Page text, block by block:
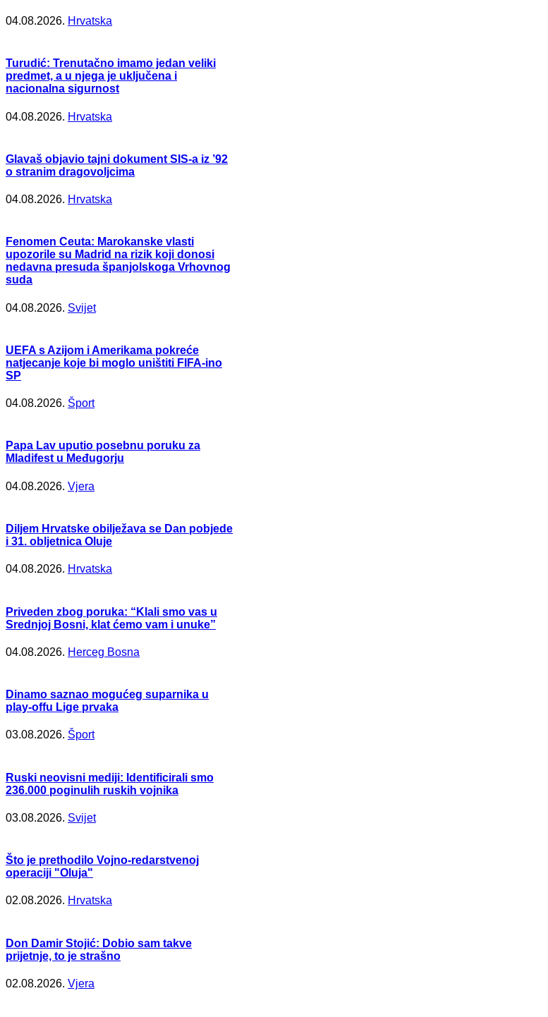
04.08.2026. Hrvatska
Turudić: Trenutačno imamo jedan veliki
predmet, a u njega je uključena i
nacionalna sigurnost
04.08.2026. Hrvatska
Glavaš objavio tajni dokument SIS-a iz ’92
o stranim dragovoljcima
04.08.2026. Hrvatska
Fenomen Ceuta: Marokanske vlasti
upozorile su Madrid na rizik koji donosi
nedavna presuda španjolskoga Vrhovnog
suda
04.08.2026. Svijet
UEFA s Azijom i Amerikama pokreće
natjecanje koje bi moglo uništiti FIFA-ino
SP
04.08.2026. Šport
Papa Lav uputio posebnu poruku za
Mladifest u Međugorju
04.08.2026. Vjera
Diljem Hrvatske obilježava se Dan pobjede
i 31. obljetnica Oluje
04.08.2026. Hrvatska
Priveden zbog poruka: “Klali smo vas u
Srednjoj Bosni, klat ćemo vam i unuke”
04.08.2026. Herceg Bosna
Dinamo saznao mogućeg suparnika u
play-offu Lige prvaka
03.08.2026. Šport
Ruski neovisni mediji: Identificirali smo
236.000 poginulih ruskih vojnika
03.08.2026. Svijet
Što je prethodilo Vojno-redarstvenoj
operaciji "Oluja"
02.08.2026. Hrvatska
Don Damir Stojić: Dobio sam takve
prijetnje, to je strašno
02.08.2026. Vjera